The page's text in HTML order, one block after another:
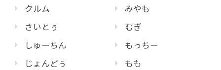
クルム
さいとぅ
しゅーちん
じょんどぅ
みやも
むぎ
もっちー
もも